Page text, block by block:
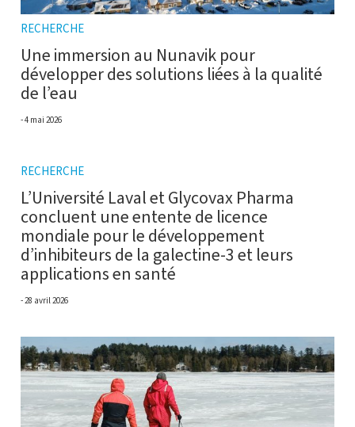
RECHERCHE
Une immersion au Nunavik pour
développer des solutions liées à la qualité
de l’eau
4 mai 2026
RECHERCHE
L’Université Laval et Glycovax Pharma
concluent une entente de licence
mondiale pour le développement
d’inhibiteurs de la galectine-3 et leurs
applications en santé
28 avril 2026